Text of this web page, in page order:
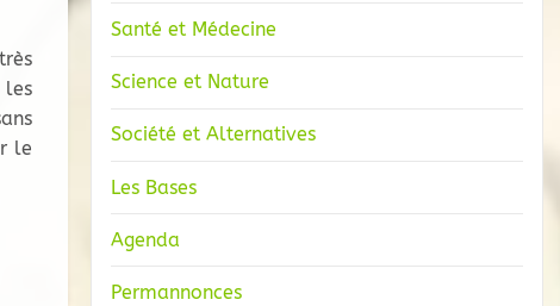
les
le
Santé et Médecine
Science et Nature
Société et Alternatives
Les Bases
Agenda
Permannonces